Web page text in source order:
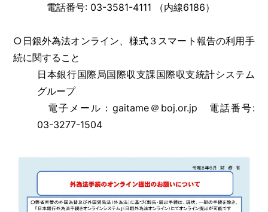
電話番号: 03-3581-4111 （内線6186）
○日銀外為法オンライン、様式３スマート報告の利用手
続に関すること
日本銀行国際局国際収支課国際収支統計システム
グループ
電子メール：gaitame＠boj.or.jp 電話番号:
03-3277-1504